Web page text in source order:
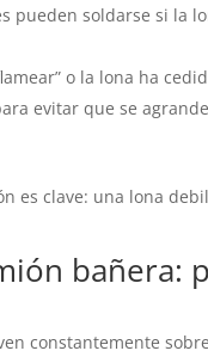
pueden soldarse si la
o la lona ha
evitar que se
es clave: una lona
bañera:
constantemente